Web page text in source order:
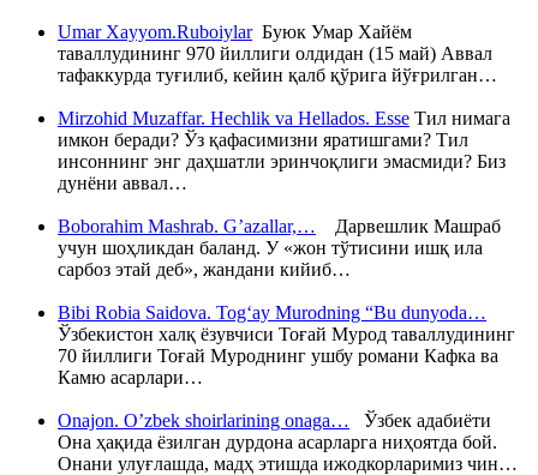
Umar Xayyom.RuboiylarБуюк Умар Хайём
таваллудининг 970 йиллиги олдидан (15 май) Аввал
тафаккурда туғилиб, кейин қалб қўрига йўғрилган…
Mirzohid Muzaffar. Hechlik va Hellados. Esse Тил нимага
имкон беради? Ўз қафасимизни яратишгами? Тил
инсоннинг энг даҳшатли эринчоқлиги эмасмиди? Биз
дунёни аввал…
Boborahim Mashrab. G’azallar,… Дарвешлик Машраб
учун шоҳликдан баланд. У «жон тўтисини ишқ ила
сарбоз этай деб», жандани кийиб…
Bibi Robia Saidova. Tog‘ay Murodning “Bu dunyoda…
Ўзбекистон халқ ёзувчиси Тоғай Мурод таваллудининг
70 йиллиги Тоғай Муроднинг ушбу романи Кафка ва
Камю асарлари…
Onajon. O’zbek shoirlarining onaga… Ўзбек адабиёти
Она ҳақида ёзилган дурдона асарларга ниҳоятда бой.
Онани улуғлашда, мадҳ этишда ижодкорларимиз чин…